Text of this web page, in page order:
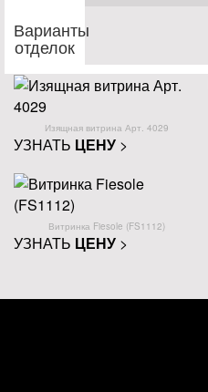
Варианты
отделок
Изящная витрина Арт. 4029
УЗНАТЬ ЦЕНУ >
Витринка Fiesole (FS1112)
УЗНАТЬ ЦЕНУ >